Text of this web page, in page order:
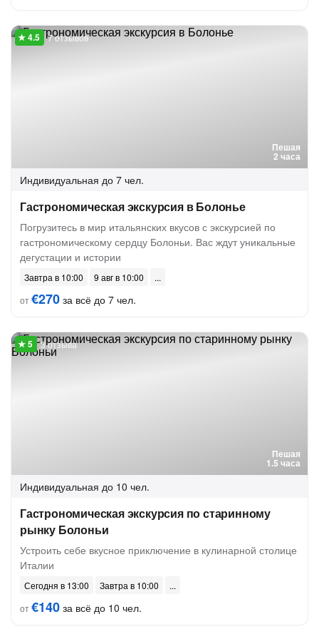
Пешая
2 часа
7 отзывов
Индивидуальная до 7 чел.
Гастрономическая экскурсия в Болонье
Погрузитесь в мир итальянских вкусов с экскурсией по
гастрономическому сердцу Болоньи. Вас ждут уникальные
дегустации и истории
Завтра в 10:00
9 авг в 10:00
от€270 за всё до 7 чел.
Пешая
1.5 часа
3 отзыва
Индивидуальная до 10 чел.
Гастрономическая экскурсия по старинному
рынку Болоньи
Устроить себе вкусное приключение в кулинарной столице
Италии
Сегодня в 13:00
Завтра в 10:00
от€140 за всё до 10 чел.